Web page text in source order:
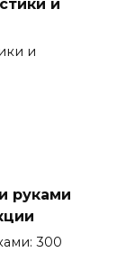
и
и
руками
300